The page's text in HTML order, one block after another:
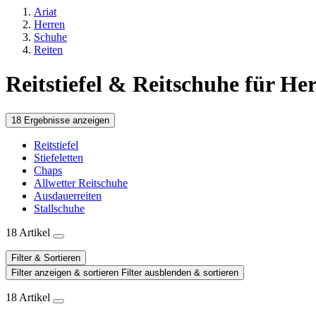
Ariat
Herren
Schuhe
Reiten
Reitstiefel & Reitschuhe für
18 Ergebnisse anzeigen
Reitstiefel
Stiefeletten
Chaps
Allwetter Reitschuhe
Ausdauerreiten
Stallschuhe
18 Artikel
Filter & Sortieren
Filter anzeigen & sortieren Filter ausblenden & sortieren
18 Artikel